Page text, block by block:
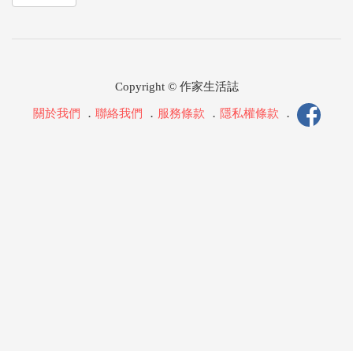
Copyright © 作家生活誌
關於我們 ． 聯絡我們 ． 服務條款 ． 隱私權條款 ．